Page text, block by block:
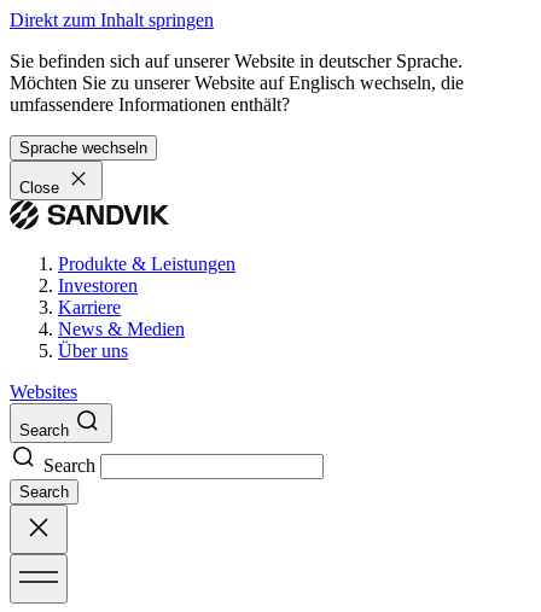
Direkt zum Inhalt springen
Sie befinden sich auf unserer Website in deutscher Sprache.
Möchten Sie zu unserer Website auf Englisch wechseln, die
umfassendere Informationen enthält?
Sprache wechseln
Close
Produkte & Leistungen
Investoren
Karriere
News & Medien
Über uns
Websites
Search
Search
Search